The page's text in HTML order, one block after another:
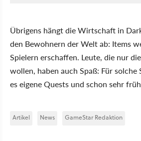
Übrigens hängt die Wirtschaft in
den Bewohnern der Welt ab: Items
Spielern erschaffen. Leute, die nur
wollen, haben auch Spaß: Für
es eigene Quests und schon sehr
Artikel News GameStar Redaktion